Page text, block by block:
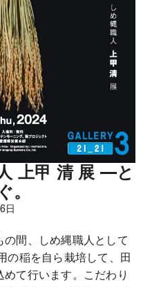
上甲 清 展 —と
。
日
間、しめ縄職人として
の稲を自ら栽培して、田
て行います。こだわり